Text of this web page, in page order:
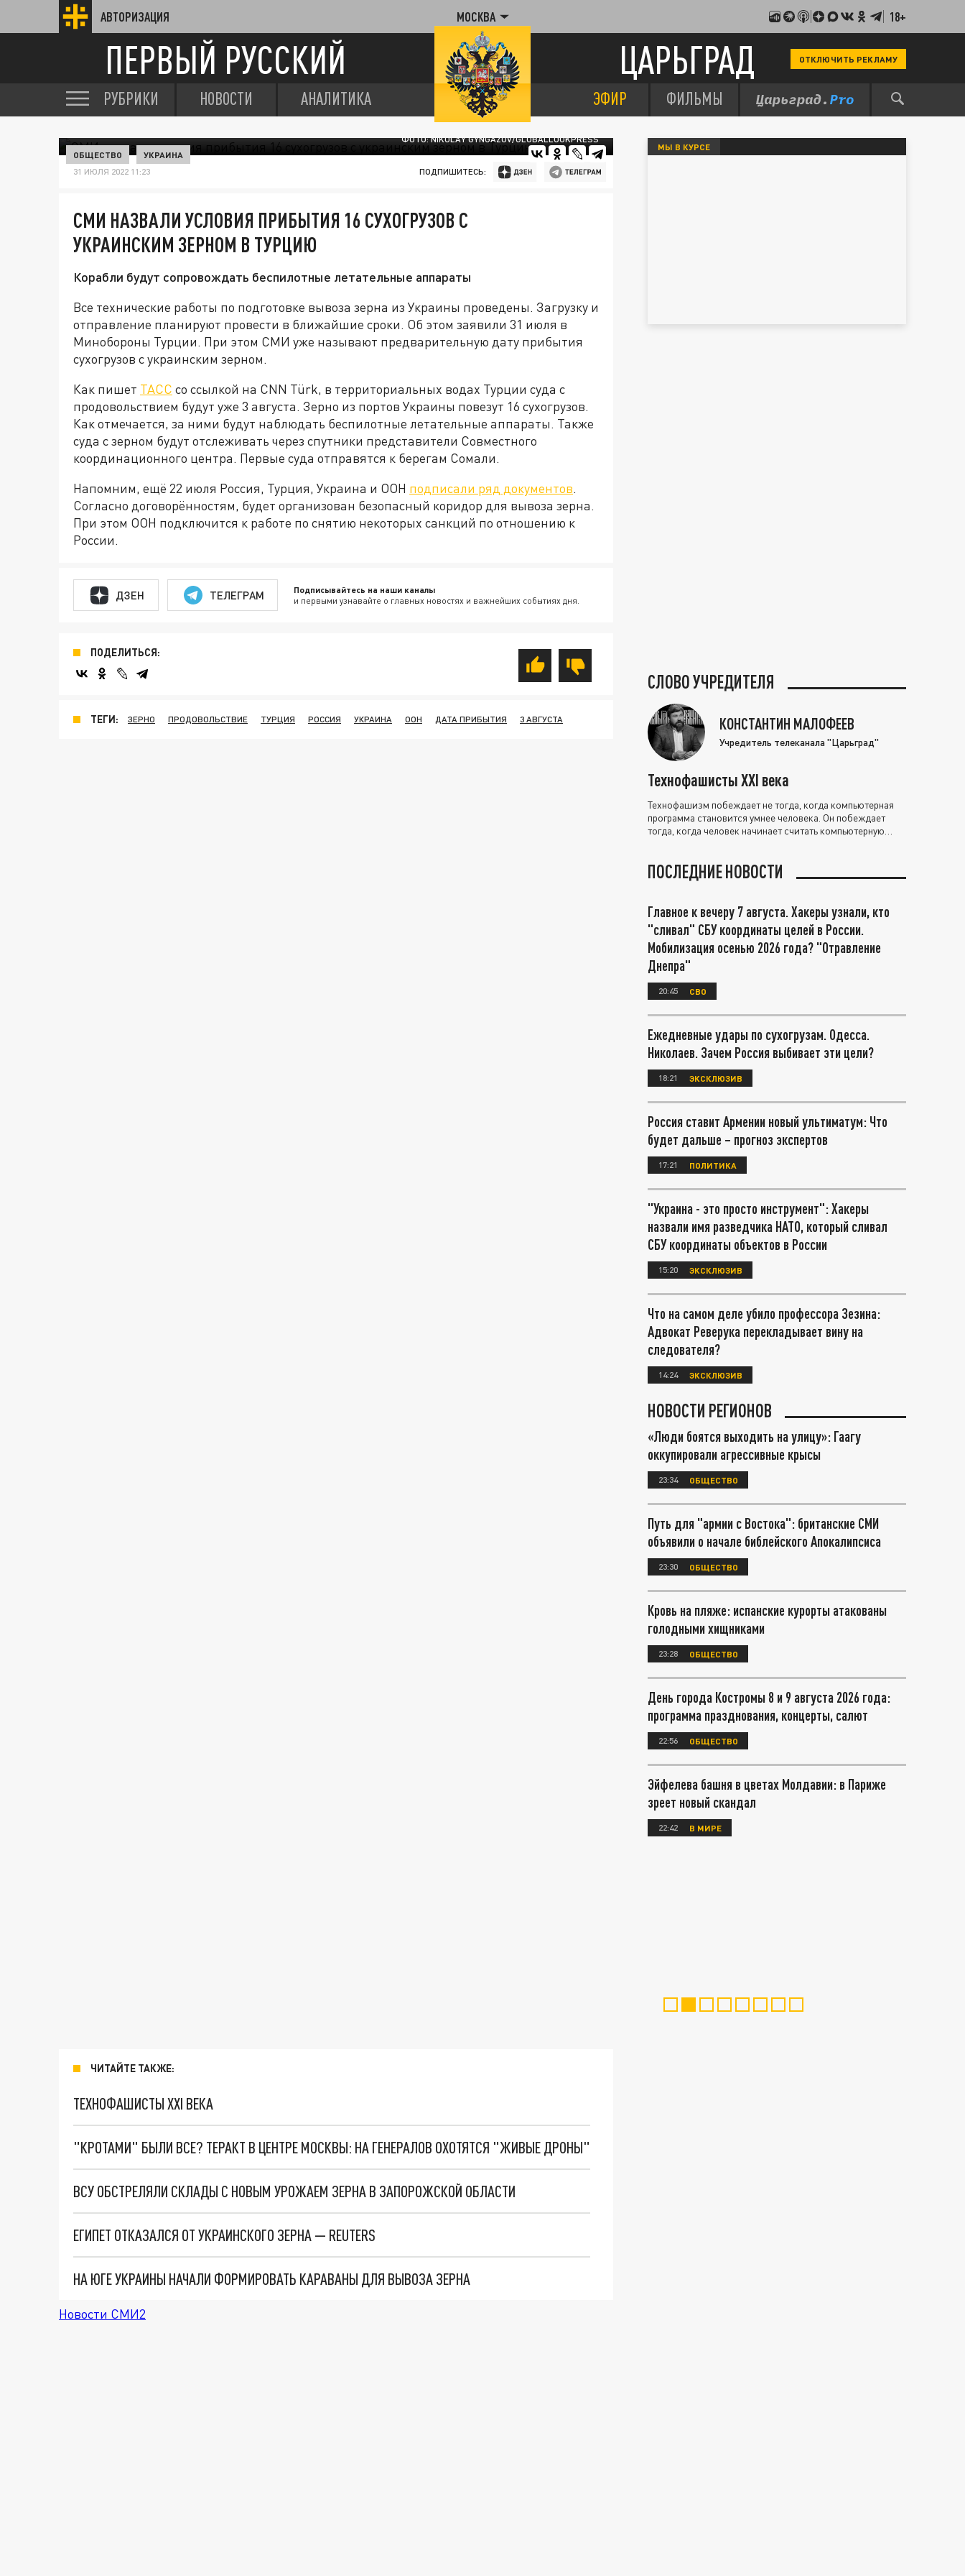
АВТОРИЗАЦИЯ МОСКВА 18+
ПЕРВЫЙ РУССКИЙ ЦАРЬГРАД ОТКЛЮЧИТЬ РЕКЛАМУ
РУБРИКИ НОВОСТИ АНАЛИТИКА ЭФИР ФИЛЬМЫ
ФОТО: NIKOLAY GYNGAZOV/GLOBALLOOKPRESS
ОБЩЕСТВО УКРАИНА
31 ИЮЛЯ 2022 11:23 ПОДПИШИТЕСЬ:
СМИ НАЗВАЛИ УСЛОВИЯ ПРИБЫТИЯ 16 СУХОГРУЗОВ С
УКРАИНСКИМ ЗЕРНОМ В ТУРЦИЮ
Корабли будут сопровождать беспилотные летательные аппараты
Все технические работы по подготовке вывоза зерна из Украины проведены. Загрузку и
отправление планируют провести в ближайшие сроки. Об этом заявили 31 июля в
Минобороны Турции. При этом СМИ уже называют предварительную дату прибытия
сухогрузов с украинским зерном.
Как пишет ТАСС со ссылкой на CNN Türk, в территориальных водах Турции суда с
продовольствием будут уже 3 августа. Зерно из портов Украины повезут 16 сухогрузов.
Как отмечается, за ними будут наблюдать беспилотные летательные аппараты. Также
суда с зерном будут отслеживать через спутники представители Совместного
координационного центра. Первые суда отправятся к берегам Сомали.
Напомним, ещё 22 июля Россия, Турция, Украина и ООН подписали ряд документов.
Согласно договорённостям, будет организован безопасный коридор для вывоза зерна.
При этом ООН подключится к работе по снятию некоторых санкций по отношению к
России.
ДЗЕН ТЕЛЕГРАМ Подписывайтесь на наши каналы
и первыми узнавайте о главных новостях и важнейших событиях дня.
ПОДЕЛИТЬСЯ:
ТЕГИ: ЗЕРНО ПРОДОВОЛЬСТВИЕ ТУРЦИЯ РОССИЯ УКРАИНА ООН ДАТА ПРИБЫТИЯ 3 АВГУСТА
ЧИТАЙТЕ ТАКЖЕ:
ТЕХНОФАШИСТЫ XXI ВЕКА
"КРОТАМИ" БЫЛИ ВСЕ? ТЕРАКТ В ЦЕНТРЕ МОСКВЫ: НА ГЕНЕРАЛОВ ОХОТЯТСЯ "ЖИВЫЕ ДРОНЫ"
ВСУ ОБСТРЕЛЯЛИ СКЛАДЫ С НОВЫМ УРОЖАЕМ ЗЕРНА В ЗАПОРОЖСКОЙ ОБЛАСТИ
ЕГИПЕТ ОТКАЗАЛСЯ ОТ УКРАИНСКОГО ЗЕРНА — REUTERS
НА ЮГЕ УКРАИНЫ НАЧАЛИ ФОРМИРОВАТЬ КАРАВАНЫ ДЛЯ ВЫВОЗА ЗЕРНА
Новости СМИ2
МЫ В КУРСЕ
СЛОВО УЧРЕДИТЕЛЯ
КОНСТАНТИН МАЛОФЕЕВ
Учредитель телеканала "Царьград"
Технофашисты XXI века
Технофашизм побеждает не тогда, когда компьютерная
программа становится умнее человека. Он побеждает
тогда, когда человек начинает считать компьютерную
ПОСЛЕДНИЕ НОВОСТИ
Главное к вечеру 7 августа. Хакеры узнали, кто
"сливал" СБУ координаты целей в России.
Мобилизация осенью 2026 года? "Отравление
Днепра"
20:45 СВО
Ежедневные удары по сухогрузам. Одесса.
Николаев. Зачем Россия выбивает эти цели?
18:21 ЭКСКЛЮЗИВ
Россия ставит Армении новый ультиматум: Что
будет дальше – прогноз экспертов
17:21 ПОЛИТИКА
"Украина - это просто инструмент": Хакеры
назвали имя разведчика НАТО, который сливал
СБУ координаты объектов в России
15:20 ЭКСКЛЮЗИВ
Что на самом деле убило профессора Зезина:
Адвокат Реверука перекладывает вину на
следователя?
14:24 ЭКСКЛЮЗИВ
НОВОСТИ РЕГИОНОВ
«Люди боятся выходить на улицу»: Гаагу
оккупировали агрессивные крысы
23:34 ОБЩЕСТВО
Путь для "армии с Востока": британские СМИ
объявили о начале библейского Апокалипсиса
23:30 ОБЩЕСТВО
Кровь на пляже: испанские курорты атакованы
голодными хищниками
23:28 ОБЩЕСТВО
День города Костромы 8 и 9 августа 2026 года:
программа празднования, концерты, салют
22:56 ОБЩЕСТВО
Эйфелева башня в цветах Молдавии: в Париже
зреет новый скандал
22:42 В МИРЕ